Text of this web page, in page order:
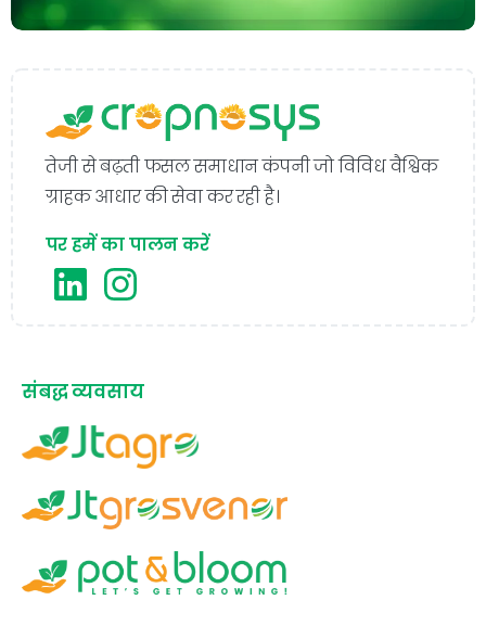
तेजी से बढ़ती फसल समाधान कंपनी जो विविध वैश्विक
ग्राहक आधार की सेवा कर रही है।
पर हमें का पालन करें
संबद्ध व्यवसाय